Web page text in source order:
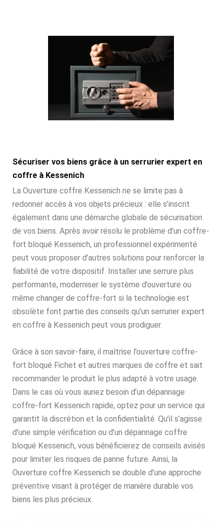
Sécuriser vos biens grâce à un serrurier expert en
coffre à Kessenich
La Ouverture coffre Kessenich ne se limite pas à
redonner accès à vos objets précieux : elle s’inscrit
également dans une démarche globale de sécurisation
de vos biens. Après avoir résolu le problème d’un coffre-
fort bloqué Kessenich, un professionnel expérimenté
peut vous proposer d’autres solutions pour renforcer la
fiabilité de votre dispositif. Installer une serrure plus
performante, moderniser le système d’ouverture ou
même changer de coffre-fort si la technologie est
obsolète font partie des conseils qu’un serrurier expert
en coffre à Kessenich peut vous prodiguer.
Grâce à son savoir-faire, il maîtrise l’ouverture coffre-
fort bloqué Fichet et autres marques de coffre et sait
recommander le produit le plus adapté à votre usage.
Dans le cas où vous auriez besoin d’un dépannage
coffre-fort Kessenich rapide, optez pour un service qui
garantit la discrétion et la confidentialité. Qu’il s’agisse
d’une simple vérification ou d’un dépannage coffre
bloqué Kessenich, vous bénéficierez de conseils avisés
pour limiter les risques de panne future. Ainsi, la
Ouverture coffre Kessenich se double d’une approche
préventive visant à protéger de manière durable vos
biens les plus précieux.